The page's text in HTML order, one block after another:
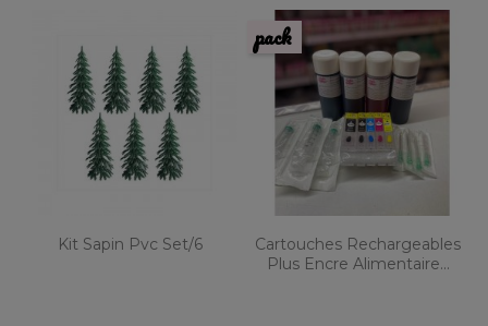
Kit Sapin Pvc Set/6
Cartouches Rechargeables
Plus Encre Alimentaire...
pack